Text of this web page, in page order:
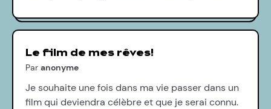
Le film de mes rêves!
Par anonyme
Je souhaite une fois dans ma vie passer dans un
film qui deviendra célèbre et que je serai connu.